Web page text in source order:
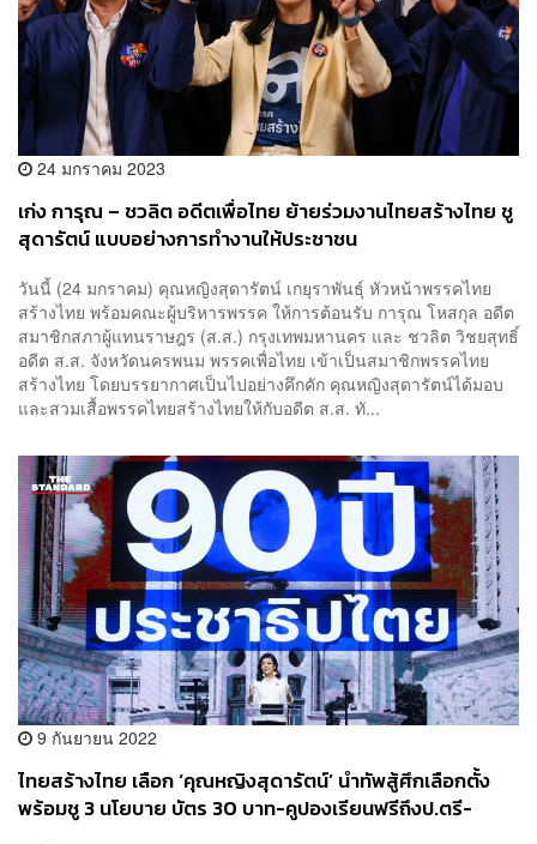
24 มกราคม 2023
เก่ง การุณ – ชวลิต อดีตเพื่อไทย ย้ายร่วมงานไทยสร้างไทย ชู
สุดารัตน์ แบบอย่างการทำงานให้ประชาชน
วันนี้ (24 มกราคม) คุณหญิงสุดารัตน์ เกยุราพันธุ์ หัวหน้าพรรคไทย
สร้างไทย พร้อมคณะผู้บริหารพรรค ให้การต้อนรับ การุณ โหสกุล อดีต
สมาชิกสภาผู้แทนราษฎร (ส.ส.) กรุงเทพมหานคร และ ชวลิต วิชยสุทธิ์
อดีต ส.ส. จังหวัดนครพนม พรรคเพื่อไทย เข้าเป็นสมาชิกพรรคไทย
สร้างไทย โดยบรรยากาศเป็นไปอย่างคึกคัก คุณหญิงสุดารัตน์ได้มอบ
และสวมเสื้อพรรคไทยสร้างไทยให้กับอดีต ส.ส. ทั...
9 กันยายน 2022
ไทยสร้างไทย เลือก ‘คุณหญิงสุดารัตน์’ นำทัพสู้ศึกเลือกตั้ง
พร้อมชู 3 นโยบาย บัตร 30 บาท-คูปองเรียนฟรีถึงป.ตรี-